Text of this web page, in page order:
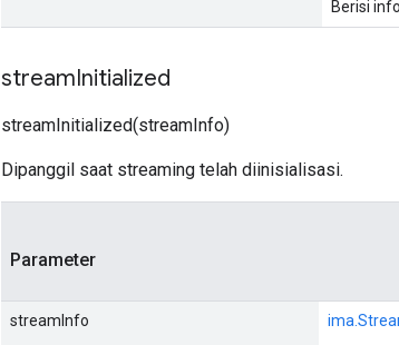
Berisi
streamInitialized
streamInitialized(streamInfo)
Dipanggil saat streaming telah diinisialisasi.
Parameter
streamInfo